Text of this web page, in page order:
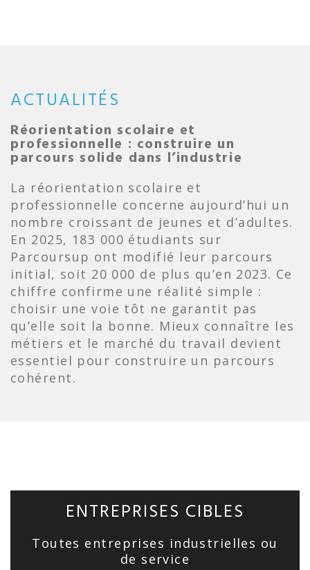
ACTUALITÉS
Réorientation scolaire et
professionnelle : construire un
parcours solide dans l’industrie
La réorientation scolaire et
professionnelle concerne aujourd’hui un
nombre croissant de jeunes et d’adultes.
En 2025, 183 000 étudiants sur
Parcoursup ont modifié leur parcours
initial, soit 20 000 de plus qu’en 2023. Ce
chiffre confirme une réalité simple :
choisir une voie tôt ne garantit pas
qu’elle soit la bonne. Mieux connaître les
métiers et le marché du travail devient
essentiel pour construire un parcours
cohérent.
ENTREPRISES CIBLES
Toutes entreprises industrielles ou
de service